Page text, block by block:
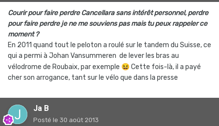
Courir pour faire perdre Cancellara sans intérêt personnel, perdre
pour faire perdre je ne me souviens pas mais tu peux rappeler ce
moment ?
En 2011 quand tout le peloton a roulé sur le tandem du Suisse, ce
qui a permi à Johan Vansummeren de lever les bras au
vélodrome de Roubaix, par exemple 😆Cette fois-là, il a payé
cher son arrogance, tant sur le vélo que dans la presse
Ja B
Posté le 30 août 2013